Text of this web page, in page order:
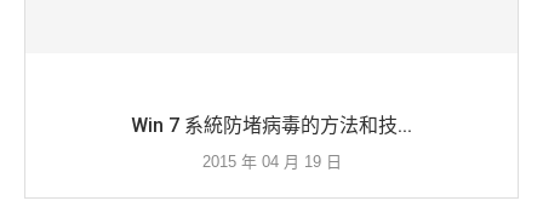
Win 7 系統防堵病毒的方法和技...
2015 年 04 月 19 日